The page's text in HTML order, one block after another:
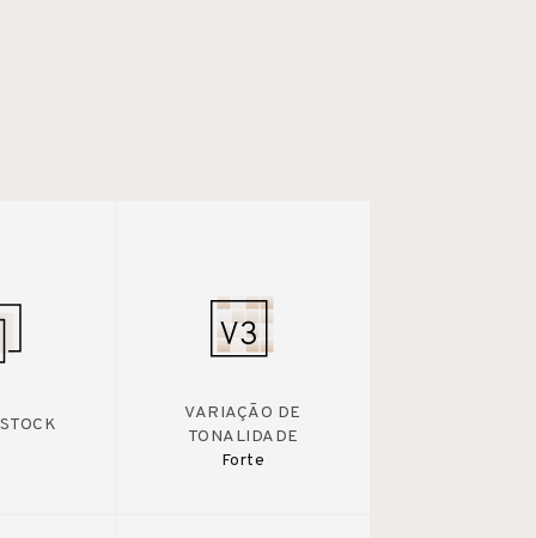
VARIAÇÃO DE
TONALIDADE
Forte